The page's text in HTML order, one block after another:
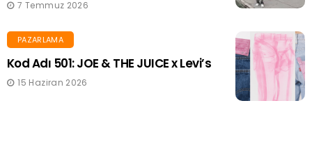
7 Temmuz 2026
PAZARLAMA
Kod Adı 501: JOE & THE JUICE x Levi’s
15 Haziran 2026